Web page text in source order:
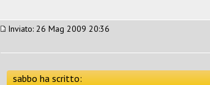
Inviato: 26 Mag 2009 20:36
sabbo ha scritto: